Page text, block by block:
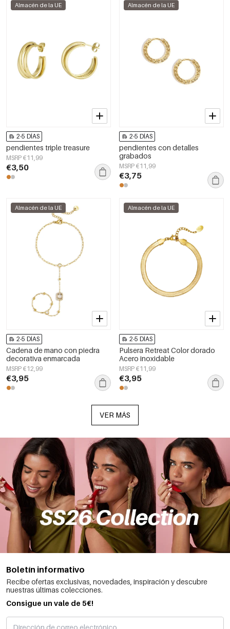
Almacén de la UE
2-5 DÍAS
pendientes triple treasure
MSRP €11,99
€3,50
Almacén de la UE
2-5 DÍAS
pendientes con detalles
grabados
MSRP €11,99
€3,75
Almacén de la UE
2-5 DÍAS
Cadena de mano con piedra
decorativa enmarcada
MSRP €12,99
€3,95
Almacén de la UE
2-5 DÍAS
Pulsera Retreat Color dorado
Acero inoxidable
MSRP €11,99
€3,95
VER MÁS
Boletín informativo
Recibe ofertas exclusivas, novedades, inspiración y descubre
nuestras últimas colecciones.
Consigue un vale de 5€!